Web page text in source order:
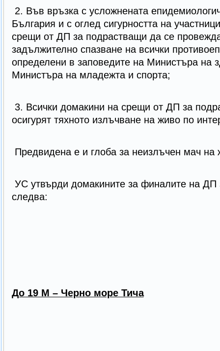
2. Във връзка с усложнената
България и с оглед сигурността на
срещи от ДП за подрастващи да се
задължително спазване на всички
определени в заповедите на Министъра на
Министъра на младежта и спорта;
3. Всички домакини на срещи от ДП за
осигурят тяхното излъчване на живо по
Предвидена е и глоба за неизлъчен мач на
УС утвърди домакините за финалите на ДП
следва:
До 19 М – Черно море Тича